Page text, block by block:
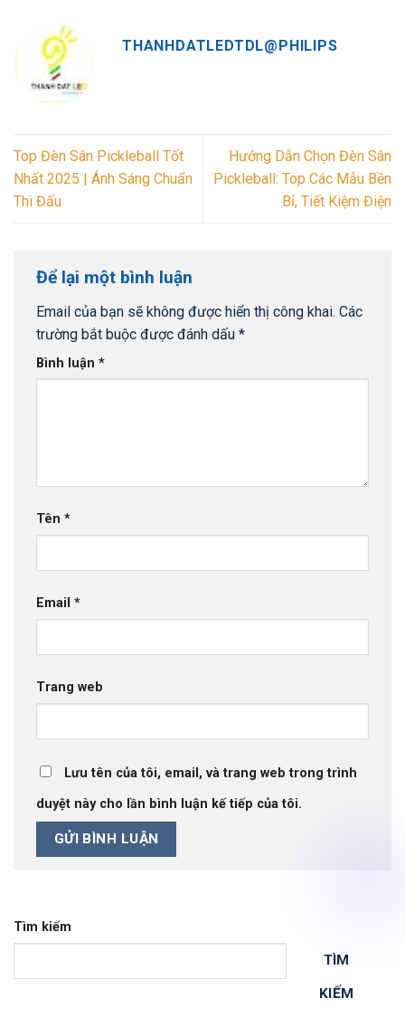
THANHDATLEDTDL@PHILIPS
Top Đèn Sân Pickleball Tốt
Nhất 2025 | Ánh Sáng Chuẩn
Thi Đấu
Hướng Dẫn Chọn Đèn Sân
Pickleball: Top Các Mẫu Bền
Bỉ, Tiết Kiệm Điện
Để lại một bình luận
Email của bạn sẽ không được hiển thị công khai. Các
trường bắt buộc được đánh dấu *
Bình luận *
Tên *
Email *
Trang web
Lưu tên của tôi, email, và trang web trong trình
duyệt này cho lần bình luận kế tiếp của tôi.
Tìm kiếm
TÌM
KIẾM